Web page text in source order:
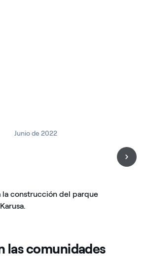
Junio de 2022
la construcción del parque
las comunidades